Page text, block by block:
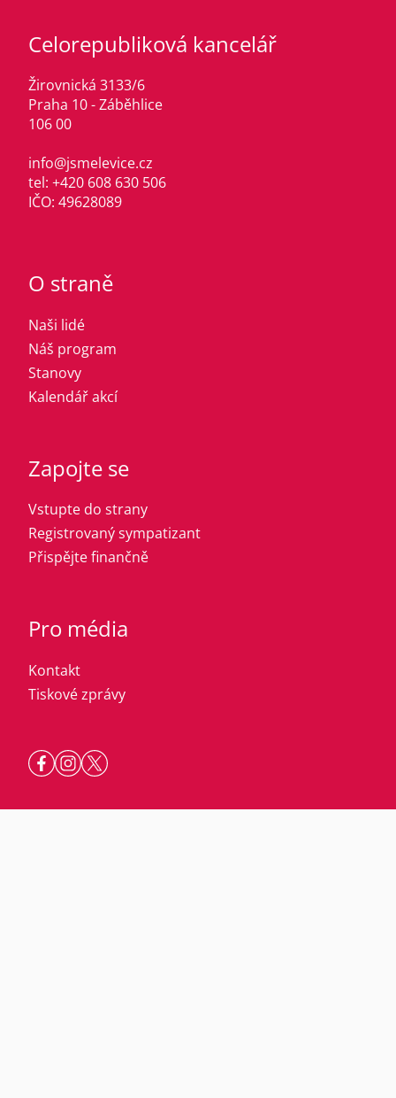
Celorepubliková kancelář
Žirovnická 3133/6
Praha 10 - Záběhlice
106 00
info@jsmelevice.cz
tel: +420 608 630 506
IČO: 49628089
O straně
Naši lidé
Náš program
Stanovy
Kalendář akcí
Zapojte se
Vstupte do strany
Registrovaný sympatizant
Přispějte finančně
Pro média
Kontakt
Tiskové zprávy